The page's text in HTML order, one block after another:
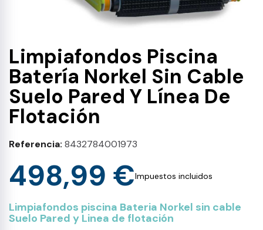
Limpiafondos Piscina
Batería Norkel Sin Cable
Suelo Pared Y Línea De
Flotación
Referencia 8432784001973
498,99 €Impuestos incluidos
Limpiafondos piscina Bateria Norkel sin cable
Suelo Pared y Linea de flotación